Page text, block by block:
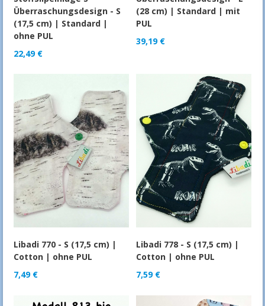
Überraschungsdesign - S
(17,5 cm) | Standard |
ohne PUL
22,49 €
(28 cm) | Standard | mit
PUL
39,19 €
Libadi 770 - S (17,5 cm) |
Cotton | ohne PUL
7,49 €
Libadi 778 - S (17,5 cm) |
Cotton | ohne PUL
7,59 €